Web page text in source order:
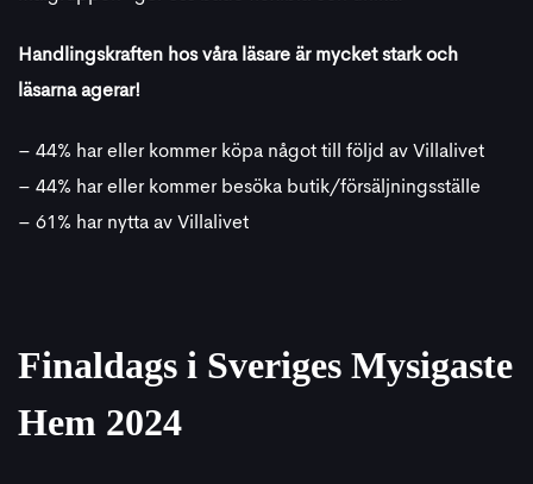
Handlingskraften hos våra läsare är mycket stark och
läsarna agerar!
– 44% har eller kommer köpa något till följd av Villalivet
– 44% har eller kommer besöka butik/försäljningsställe
– 61% har nytta av Villalivet
Finaldags i Sveriges Mysigaste
Hem 2024